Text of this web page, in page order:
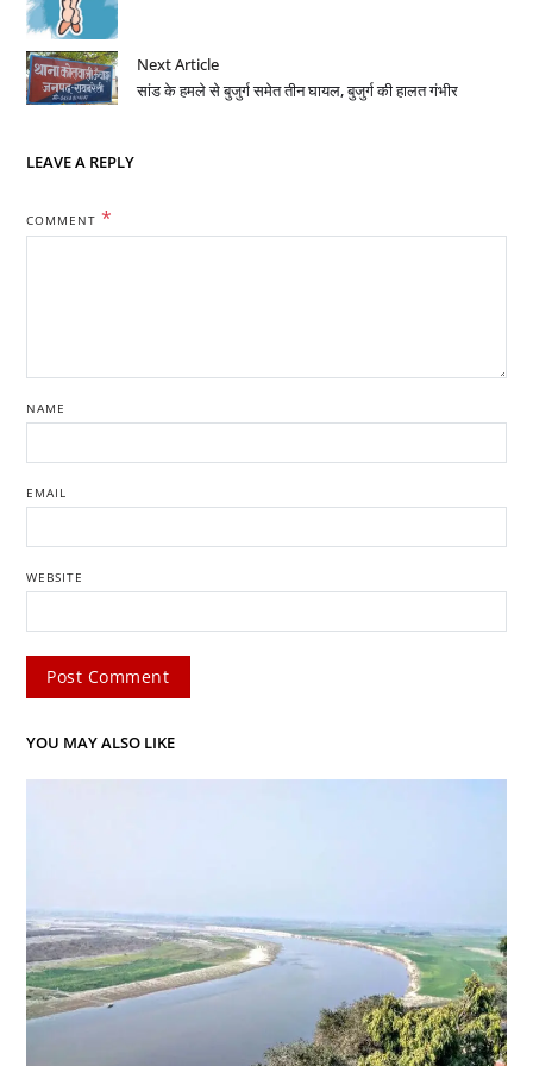
Next Article
सांड के हमले से बुजुर्ग समेत तीन घायल, बुजुर्ग की हालत गंभीर
LEAVE A REPLY
COMMENT *
NAME
EMAIL
WEBSITE
YOU MAY ALSO LIKE